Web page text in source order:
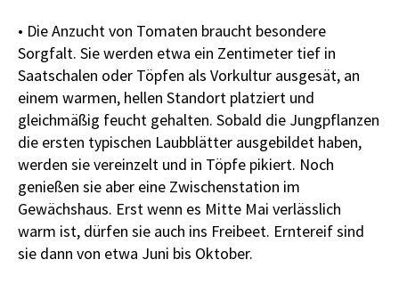
• Die Anzucht von Tomaten braucht besondere
Sorgfalt. Sie werden etwa ein Zentimeter tief in
Saatschalen oder Töpfen als Vorkultur ausgesät, an
einem warmen, hellen Standort platziert und
gleichmäßig feucht gehalten. Sobald die Jungpflanzen
die ersten typischen Laubblätter ausgebildet haben,
werden sie vereinzelt und in Töpfe pikiert. Noch
genießen sie aber eine Zwischenstation im
Gewächshaus. Erst wenn es Mitte Mai verlässlich
warm ist, dürfen sie auch ins Freibeet. Erntereif sind
sie dann von etwa Juni bis Oktober.